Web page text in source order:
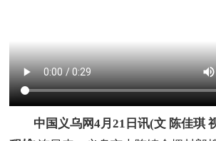
中国义乌网4月21日讯(文 陈佳琪